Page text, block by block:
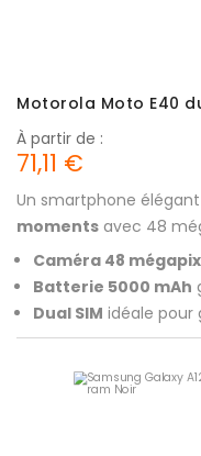
Motorola Moto E40
Un smartphone
moments avec 48
À partir de :
71,11 €
Caméra 48
Batterie 5000 mAh
Dual SIM idéale pour